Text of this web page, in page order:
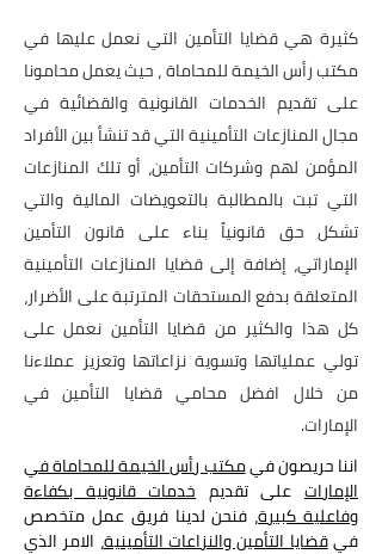
كثيرة هي قضايا التأمين التي نعمل عليها في
مكتب رأس الخيمة للمحاماة ، حيث يعمل محامونا
على تقديم الخدمات القانونية والقضائية في
مجال المنازعات التأمينية التي قد تنشأ بين الأفراد
المؤمن لهم وشركات التأمين، أو تلك المنازعات
التي تبت بالمطالبة بالتعويضات المالية والتي
تشكل حق قانونياً بناء على قانون التأمين
الإماراتي، إضافة إلى قضايا المنازعات التأمينية
المتعلقة بدفع المستحقات المترتبة على الأضرار،
كل هذا والكثير من قضايا التأمين نعمل على
تولي عملياتها وتسوية نزاعاتها وتعزيز عملاءنا
من خلال افضل محامي قضايا التأمين في
الإمارات.
اننا حريصون فيمكتب رأس الخيمة للمحاماة في
الإماراتعلى تقديمخدمات قانونية بكفاءة
وفاعلية كبيرة، فنحن لدينا فريق عمل متخصص
فيقضايا التأمين والنزاعات التأمينية، الامر الذي